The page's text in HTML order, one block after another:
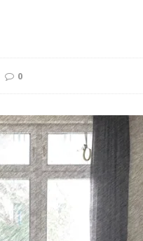
Interviews
der WDR von
0